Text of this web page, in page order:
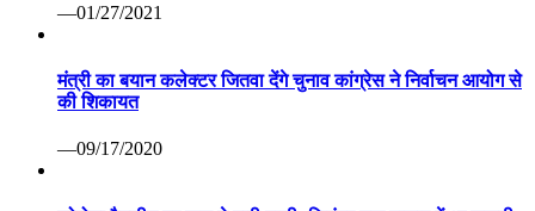
—01/27/2021
मंत्री का बयान कलेक्टर जितवा देंगे चुनाव कांग्रेस ने निर्वाचन आयोग से
की शिकायत
—09/17/2020